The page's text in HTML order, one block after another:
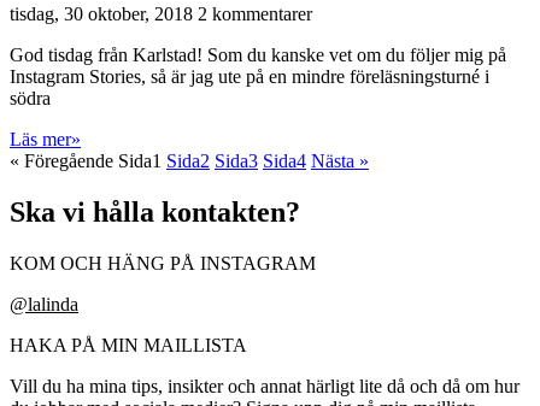
tisdag, 30 oktober, 2018 2 kommentarer
God tisdag från Karlstad! Som du kanske vet om du följer mig på
Instagram Stories, så är jag ute på en mindre föreläsningsturné i
södra
Läs mer»
« Föregående Sida1 Sida2 Sida3 Sida4 Nästa »
Ska vi hålla kontakten?
KOM OCH HÄNG PÅ INSTAGRAM
@lalinda
HAKA PÅ MIN MAILLISTA
Vill du ha mina tips, insikter och annat härligt lite då och då om hur